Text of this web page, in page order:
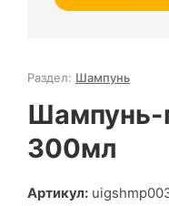
Раздел: Шампунь
Шампунь-
300мл
Артикул: